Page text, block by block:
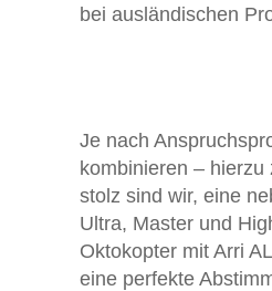
bei ausländischen
Je nach
kombinieren –
stolz sind wir, eine
Ultra, Master und
Oktokopter mit Arri
eine perfekte